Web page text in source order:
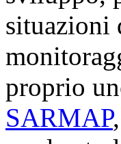
situazioni
proprio
SARMAP